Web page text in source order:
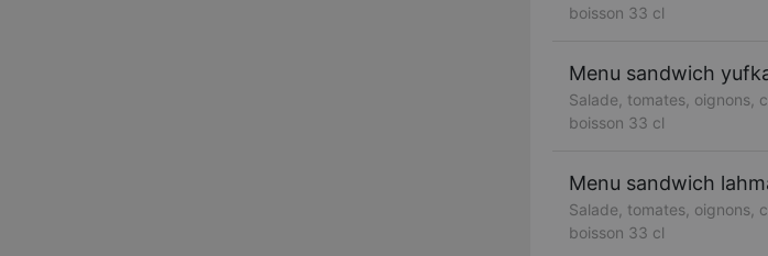
boisson 33 cl
Menu sandwich
Salade, tomates, oignons,
boisson 33 cl
Menu sandwich
Salade, tomates, oignons,
boisson 33 cl